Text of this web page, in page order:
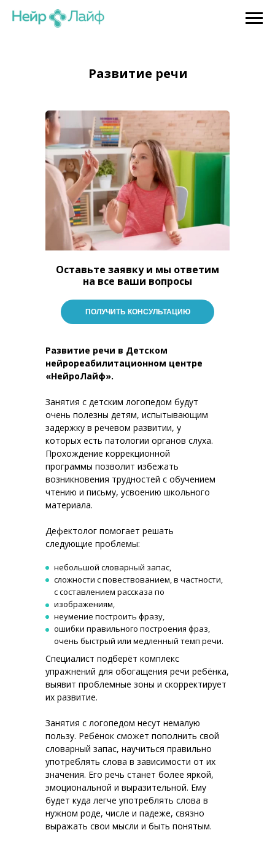
небольшой словарный запас,
сложности с повествованием, в частности,
с составлением рассказа по
изображениям,
неумение построить фразу,
ошибки правильного построения фраз,
очень быстрый или медленный темп речи.
ПОЛУЧИТЬ КОНСУЛЬТАЦИЮ
Оставьте заявку и мы ответим
на все ваши вопросы
Развитие речи
Специалист подберёт комплекс
упражнений для обогащения речи ребёнка,
выявит проблемные зоны и скорректирует
их развитие.
Занятия с логопедом несут немалую
пользу. Ребёнок сможет пополнить свой
словарный запас, научиться правильно
употреблять слова в зависимости от их
значения. Его речь станет более яркой,
эмоциональной и выразительной. Ему
будет куда легче употреблять слова в
нужном роде, числе и падеже, связно
выражать свои мысли и быть понятым.
Развитие речи в Детском
нейрореабилитационном центре
«НейроЛайф».
Занятия с детским логопедом будут
очень полезны детям, испытывающим
задержку в речевом развитии, у
которых есть патологии органов слуха.
Прохождение коррекционной
программы позволит избежать
возникновения трудностей с обучением
чтению и письму, усвоению школьного
материала.
Дефектолог помогает решать
следующие проблемы: